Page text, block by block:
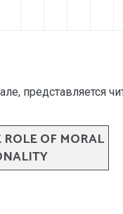
представляется
OF MORAL